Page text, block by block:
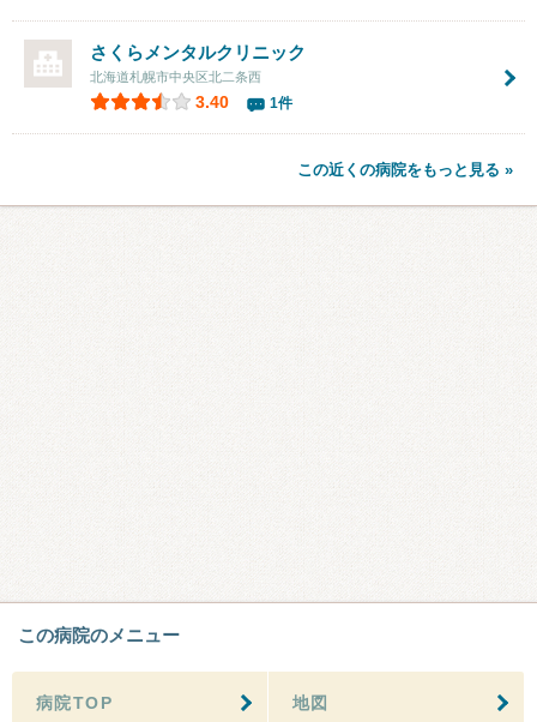
さくらメンタルクリニック
北海道札幌市中央区北二条西
3.40 1件
この近くの病院をもっと見る »
この病院のメニュー
病院TOP 地図